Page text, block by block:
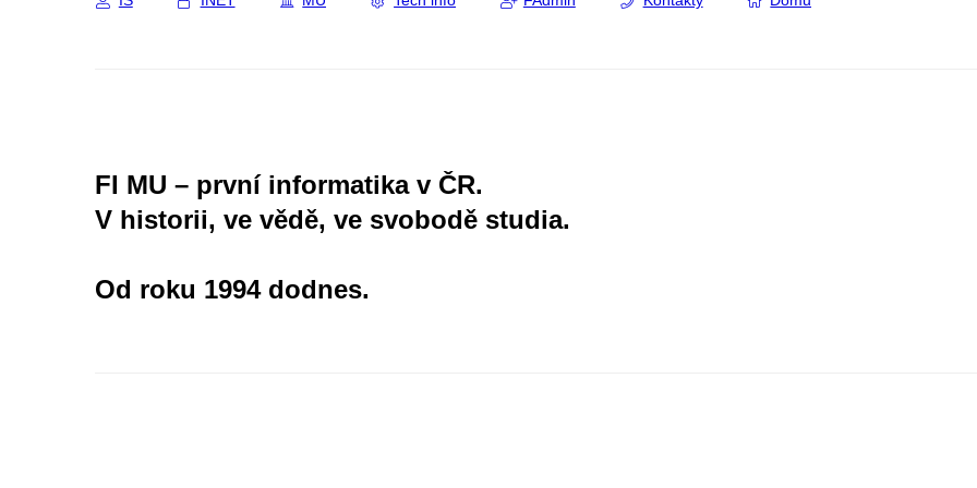
FI MU – první informatika v ČR.
V historii, ve vědě, ve svobodě studia.
Od roku 1994 dodnes.